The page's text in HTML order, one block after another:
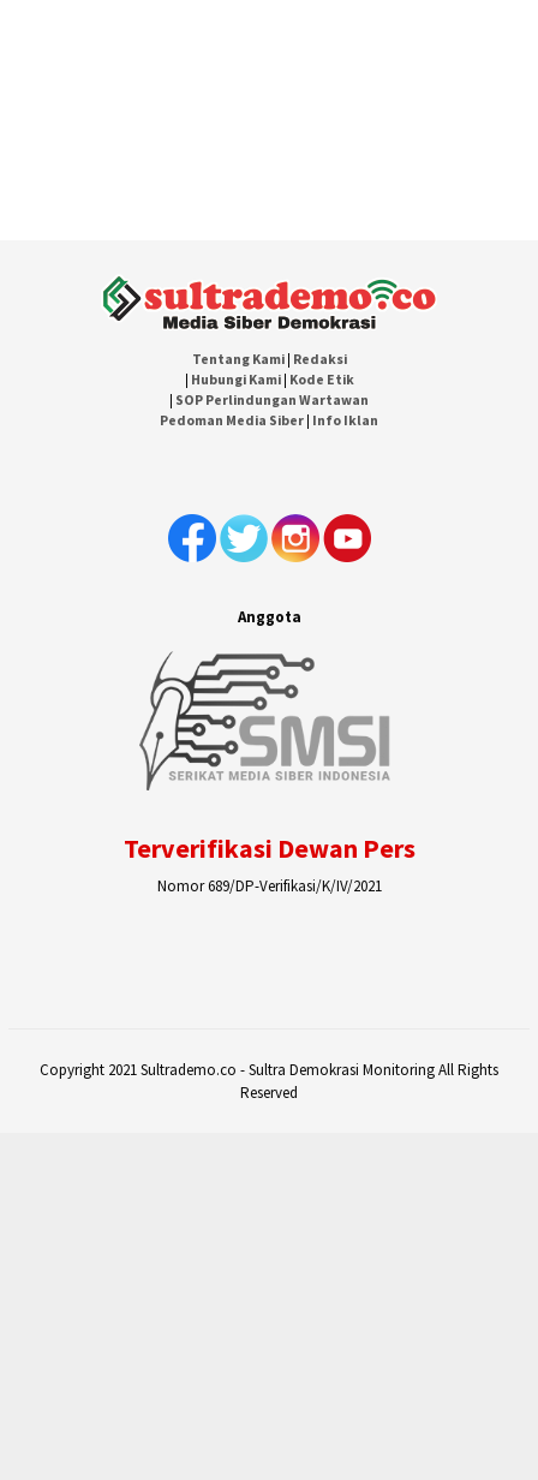
Tentang Kami| Redaksi
| Hubungi Kami| Kode Etik
| SOP Perlindungan Wartawan
Pedoman Media Siber | Info Iklan
Anggota
Terverifikasi Dewan Pers
Nomor 689/DP-Verifikasi/K/IV/2021
Copyright 2021 Sultrademo.co - Sultra Demokrasi Monitoring All Rights
Reserved